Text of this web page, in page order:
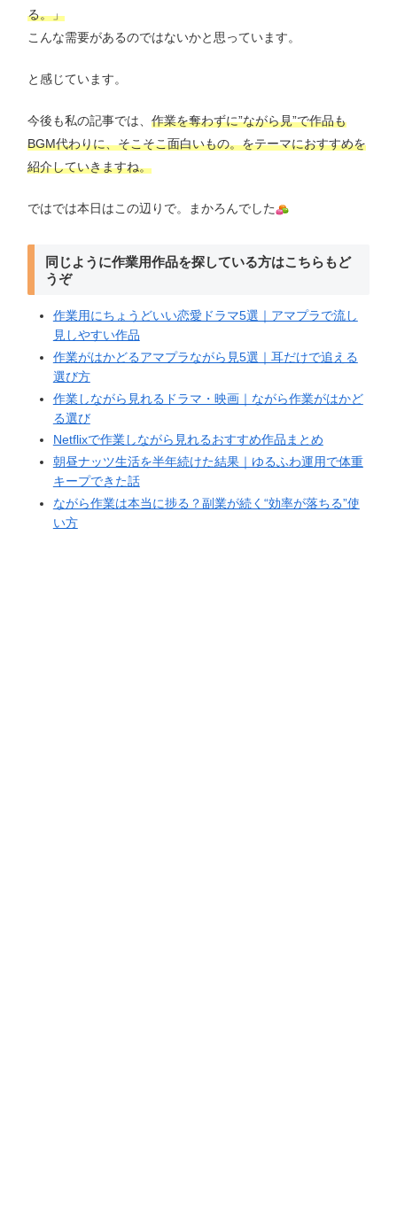
る。」
こんな需要があるのではないかと思っています。
と感じています。
今後も私の記事では、 作業を奪わずに”ながら見”で作品も
BGM代わりに、そこそこ面白いもの。をテーマにおすすめを
紹介していきますね。
ではでは本日はこの辺りで。まかろんでした
同じように作業用作品を探している方はこちらもど
うぞ
作業用にちょうどいい恋愛ドラマ5選｜アマプラで流し
見しやすい作品
作業がはかどるアマプラながら見5選｜耳だけで追える
選び方
作業しながら見れるドラマ・映画｜ながら作業がはかど
る選び
Netflixで作業しながら見れるおすすめ作品まとめ
朝昼ナッツ生活を半年続けた結果｜ゆるふわ運用で体重
キープできた話
ながら作業は本当に捗る？副業が続く“効率が落ちる”使
い方